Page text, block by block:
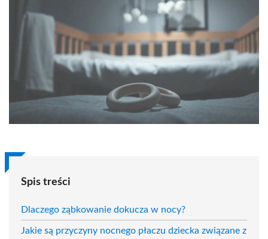
Spis treści
Dlaczego ząbkowanie dokucza w nocy?
Jakie są przyczyny nocnego płaczu dziecka związane z